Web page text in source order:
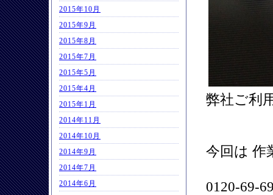
2015年10月
2015年9月
2015年8月
2015年7月
2015年5月
2015年4月
2015年1月
2014年11月
2014年10月
2014年9月
2014年7月
2014年6月
弊社ご利
今回は 作
0120-69-